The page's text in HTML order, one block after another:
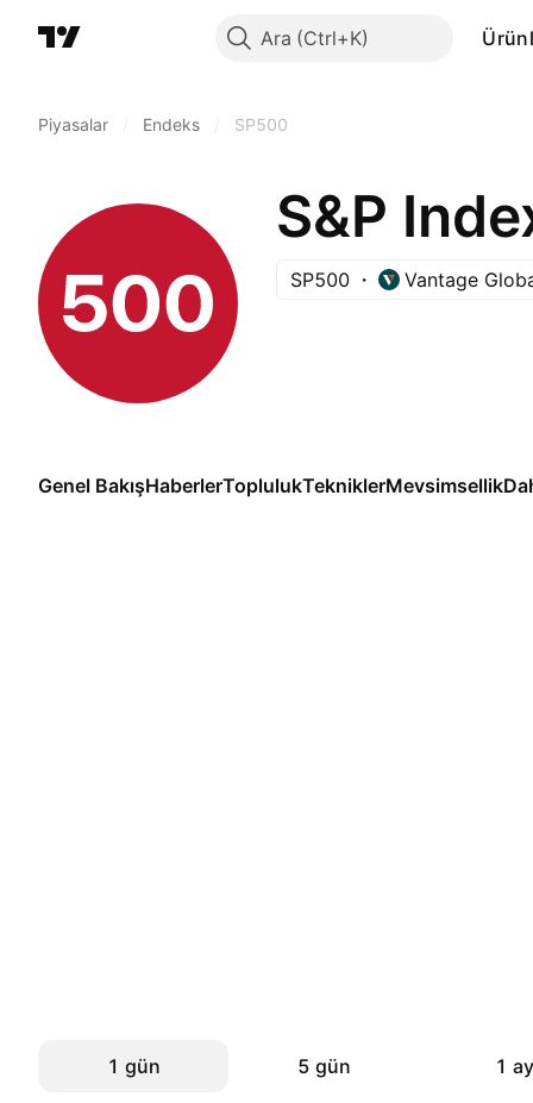
Ara
Piyasalar Endeks SP500
S&P
SP500 Vantage
Genel BakışHaberlerToplulukTekniklerMevsimsellik
1 gün 5 gün 1 ay